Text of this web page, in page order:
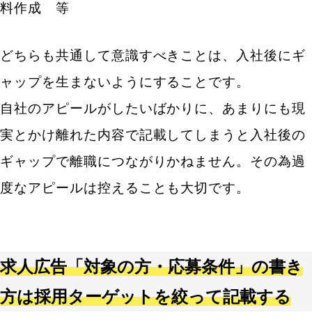
料作成 等
どちらも共通して意識すべきことは、入社後にギ
ャップを生まないようにすることです。
自社のアピールがしたいばかりに、あまりにも現
実とかけ離れた内容で記載してしまうと入社後の
ギャップで離職につながりかねません。その為過
度なアピールは控えることも大切です。
求人広告「対象の方・応募条件」の書き
方は採用ターゲットを絞って記載する